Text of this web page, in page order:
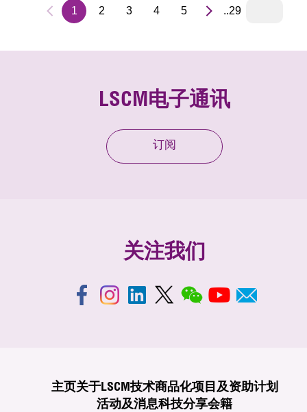
1 2 3 4 5 ..29
LSCM电子通讯
订阅
关注我们
主页关于LSCM技术商品化项目及资助计划
活动及消息科技分享会籍